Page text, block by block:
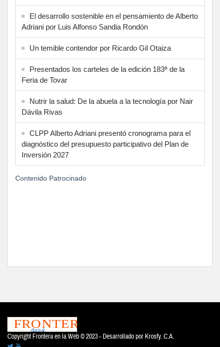
El desarrollo sostenible en el pensamiento de Alberto
Adriani por Luis Alfonso Sandia Rondón
Un temible contendor por Ricardo Gil Otaiza
Presentados los carteles de la edición 183ª de la
Feria de Tovar
Nutrir la salud: De la abuela a la tecnología por Nair
Dávila Rivas
CLPP Alberto Adriani presentó cronograma para el
diagnóstico del presupuesto participativo del Plan de
Inversión 2027
Contenido Patrocinado
Copyright Frontera en la Web © 2023 - Desarrollado por Krosfy. C.A.